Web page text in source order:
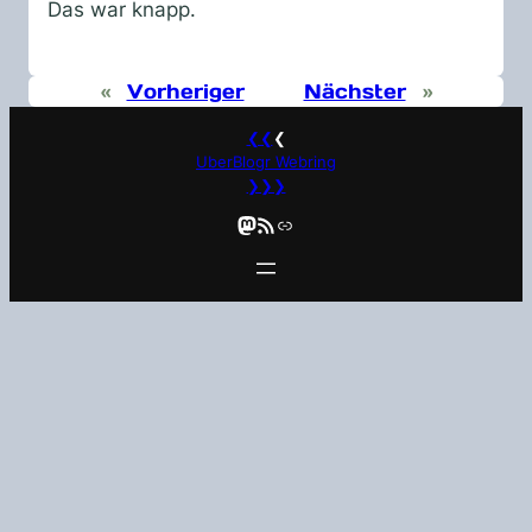
Das war knapp.
« Vorheriger Nächster »
❮❮ ❮
UberBlogr Webring
❯❯❯
Mastodon RSS-Feed Link